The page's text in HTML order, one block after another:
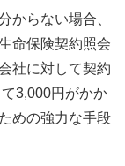
からない場合、
命保険契約照会
社に対して契約
3,000円がかか
めの強力な手段